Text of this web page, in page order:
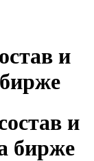
и
и
бирже